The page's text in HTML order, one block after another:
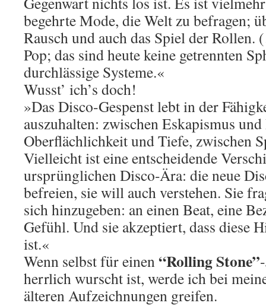
begehrte Mode, die Welt zu befragen;
Rausch und auch das Spiel der
Pop; das sind heute keine getrennten
durchlässige Systeme.«
Wusst’ ich’s doch!
»Das Disco-Gespenst lebt in der
auszuhalten: zwischen Eskapismus
Oberflächlichkeit und Tiefe, zwischen
Vielleicht ist eine entscheidende
ursprünglichen Disco-Ära: die neue
befreien, sie will auch verstehen. Sie
sich hinzugeben: an einen Beat, eine
Gefühl. Und sie akzeptiert, dass diese
ist.«
Wenn selbst für einen“Rolling Stone”
herrlich wurscht ist, werde ich bei
älteren Aufzeichnungen greifen.